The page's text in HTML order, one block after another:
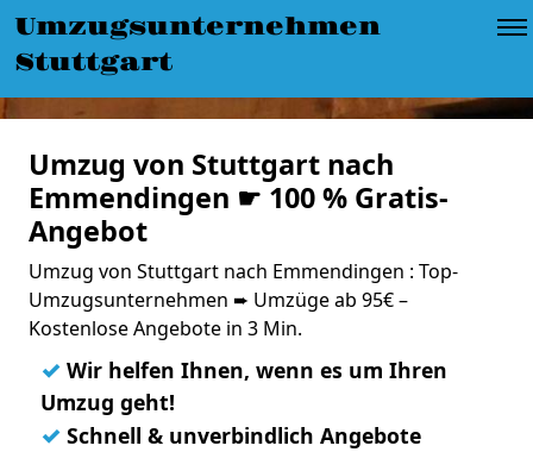
Umzugsunternehmen
Stuttgart
Umzug von Stuttgart nach
Emmendingen ☛ 100 % Gratis-
Angebot
Umzug von Stuttgart nach Emmendingen : Top-
Umzugsunternehmen ➨ Umzüge ab 95€ –
Kostenlose Angebote in 3 Min.
✓ Wir helfen Ihnen, wenn es um Ihren
Umzug geht!
✓ Schnell & unverbindlich Angebote